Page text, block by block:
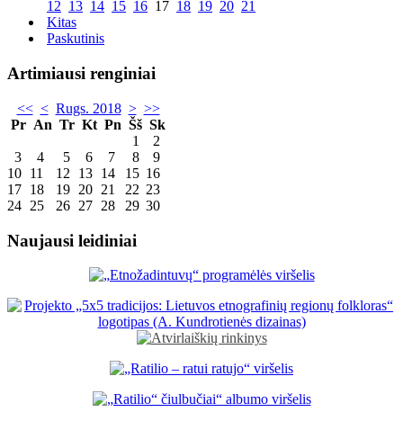
12 13 14 15 16 17 18 19 20 21
Kitas
Paskutinis
Artimiausi renginiai
<< < Rugs. 2018 > >>
Pr An Tr Kt Pn Šš Sk
1
2
3
4 5 6 7 8
9
10 11 12 13 14 15 16
17 18 19 20 21 22 23
24 25 26 27 28 29 30
Naujausi leidiniai